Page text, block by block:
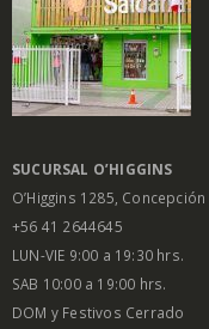
SUCURSAL O’HIGGINS
O’Higgins 1285, Concepción
+56 41 2644645
LUN-VIE 9:00 a 19:30 hrs.
SAB 10:00 a 19:00 hrs.
DOM y Festivos Cerrado